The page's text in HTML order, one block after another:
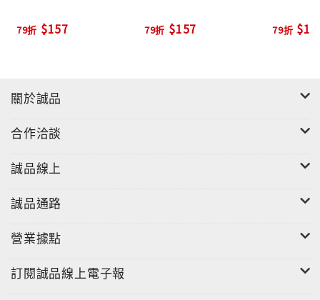
79折 $157 79折 $157 79折
關於誠品
合作洽談
誠品線上
誠品通路
營業據點
訂閱誠品線上電子報